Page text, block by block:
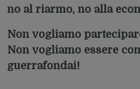
no al riarmo, no alla
Non vogliamo
Non vogliamo essere
guerrafondai!